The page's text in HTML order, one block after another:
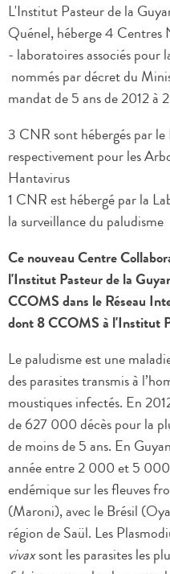
L'Institut Pasteur de la
Quénel, héberge 4
- laboratoires associés pour
nommés par décret du
mandat de 5 ans de 2012 à
3 CNR sont hébergés par
respectivement pour les
Hantavirus
1 CNR est hébergé par la
la surveillance du paludisme
Ce nouveau Centre
l'Institut Pasteur de la
CCOMS dans le Réseau
dont 8 CCOMS à l'Institut
Le paludisme est une
des parasites transmis à
moustiques infectés. En
de 627 000 décès pour la
de moins de 5 ans. En
année entre 2 000 et 5 000
endémique sur les fleuves
(Maroni), avec le Brésil
région de Saül. Les
vivaxsont les parasites les